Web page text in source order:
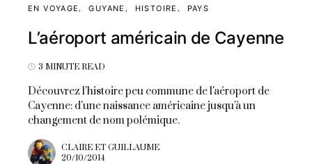
EN VOYAGE GUYANE HISTOIRE PAYS
L’aéroport américain de Cayenne
3 MINUTE READ
Découvrez l'histoire peu commune de l'aéroport de
Cayenne: d'une naissance américaine jusqu'à un
changement de nom polémique.
CLAIRE ET GUILLAUME
20/10/2014